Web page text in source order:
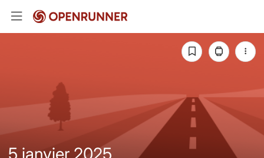
5 janvier 2025